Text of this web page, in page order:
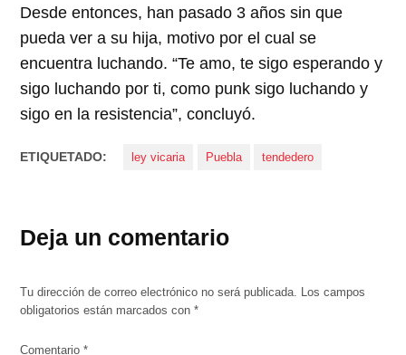
Desde entonces, han pasado 3 años sin que
pueda ver a su hija, motivo por el cual se
encuentra luchando. “Te amo, te sigo esperando y
sigo luchando por ti, como punk sigo luchando y
sigo en la resistencia”, concluyó.
ETIQUETADO: ley vicaria Puebla tendedero
Deja un comentario
Tu dirección de correo electrónico no será publicada. Los campos
obligatorios están marcados con*
Comentario*